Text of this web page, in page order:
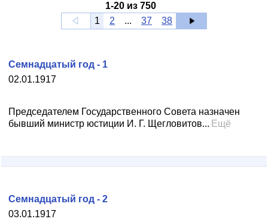
1-20 из750
1
2 ... 37 38
02.01.1917
Семнадцатый год - 1
Председателем Государственного Совета назначен
бывший министр юстиции И. Г. Щегловитов... Ещё
03.01.1917
Семнадцатый год - 2